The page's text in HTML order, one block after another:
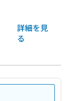
詳細を見
る